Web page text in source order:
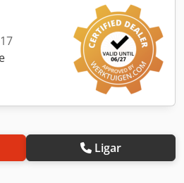
Ligar